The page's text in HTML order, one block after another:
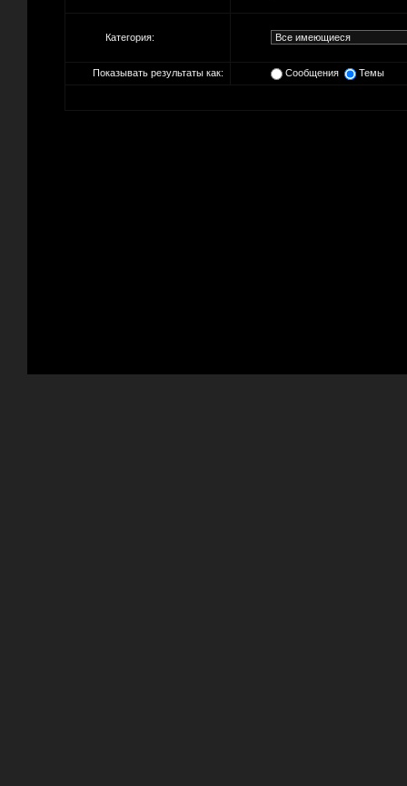
Категория:
Показывать результаты как: Сообщения Темы